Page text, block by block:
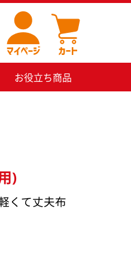
お役立ち商品
)
くて丈夫布